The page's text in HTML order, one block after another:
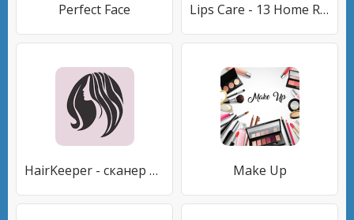
Perfect Face Lips Care - 13 Home Remedies To Get Soft Pink Lips
HairKeeper - сканер ингредиентов Make Up